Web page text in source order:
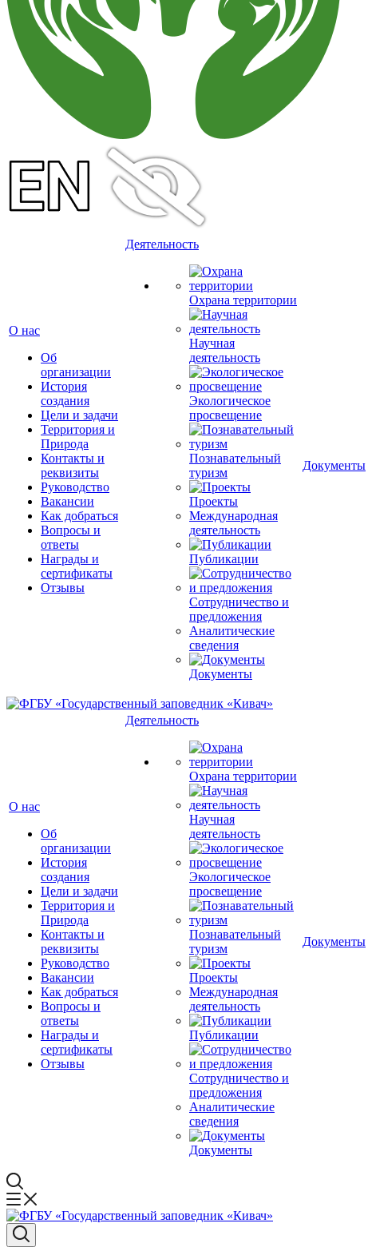
О нас
Об
организации
История
создания
Цели и задачи
Территория и
Природа
Контакты и
реквизиты
Руководство
Вакансии
Как добраться
Вопросы и
ответы
Награды и
сертификаты
Отзывы
Деятельность
Охрана территории
Научная
деятельность
Экологическое
просвещение
Познавательный
туризм
Проекты
Международная
деятельность
Публикации
Сотрудничество и
предложения
Аналитические
сведения
Документы
Документы
О нас
Об
организации
История
создания
Цели и задачи
Территория и
Природа
Контакты и
реквизиты
Руководство
Вакансии
Как добраться
Вопросы и
ответы
Награды и
сертификаты
Отзывы
Деятельность
Охрана территории
Научная
деятельность
Экологическое
просвещение
Познавательный
туризм
Проекты
Международная
деятельность
Публикации
Сотрудничество и
предложения
Аналитические
сведения
Документы
Документы